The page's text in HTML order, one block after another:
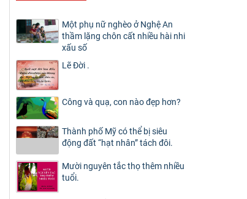
Một phụ nữ nghèo ở Nghệ An
thầm lặng chôn cất nhiều hài nhi
xấu số
Lẽ Đời .
Công và quạ, con nào đẹp hơn?
Thành phố Mỹ có thể bị siêu
động đất “hạt nhân” tách đôi.
Mười nguyên tắc thọ thêm nhiều
tuổi.